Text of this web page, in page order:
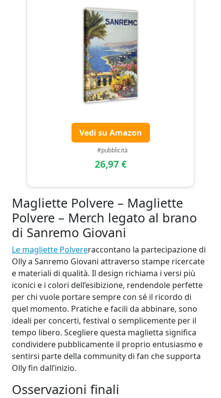
Vedi su Amazon
#pubblicità
26,97 €
Magliette Polvere – Magliette
Polvere – Merch legato al brano
di Sanremo Giovani
Le magliette Polvereraccontano la partecipazione di
Olly a Sanremo Giovani attraverso stampe ricercate
e materiali di qualità. Il design richiama i versi più
iconici e i colori dell’esibizione, rendendole perfette
per chi vuole portare sempre con sé il ricordo di
quel momento. Pratiche e facili da abbinare, sono
ideali per concerti, festival o semplicemente per il
tempo libero. Scegliere questa maglietta significa
condividere pubblicamente il proprio entusiasmo e
sentirsi parte della community di fan che supporta
Olly fin dall’inizio.
Osservazioni finali